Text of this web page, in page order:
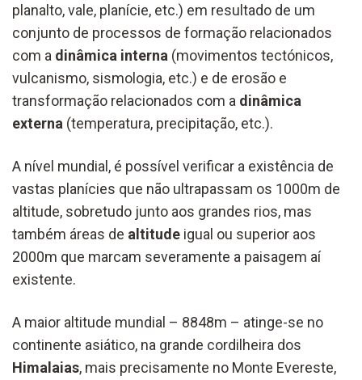
planalto, vale, planície, etc.) em resultado de um
conjunto de processos de formação relacionados
com a dinâmica interna (movimentos tectónicos,
vulcanismo, sismologia, etc.) e de erosão e
transformação relacionados com a dinâmica
externa (temperatura, precipitação, etc.).
A nível mundial, é possível verificar a existência de
vastas planícies que não ultrapassam os 1000m de
altitude, sobretudo junto aos grandes rios, mas
também áreas de altitude igual ou superior aos
2000m que marcam severamente a paisagem aí
existente.
A maior altitude mundial – 8848m – atinge-se no
continente asiático, na grande cordilheira dos
Himalaias, mais precisamente no Monte Evereste,